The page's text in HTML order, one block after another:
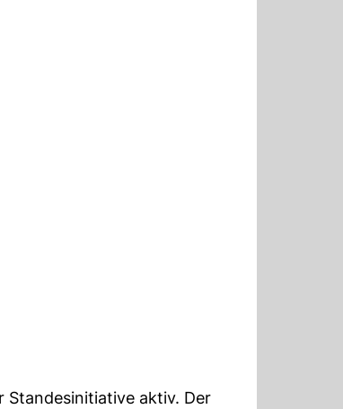
Standesinitiative aktiv. Der